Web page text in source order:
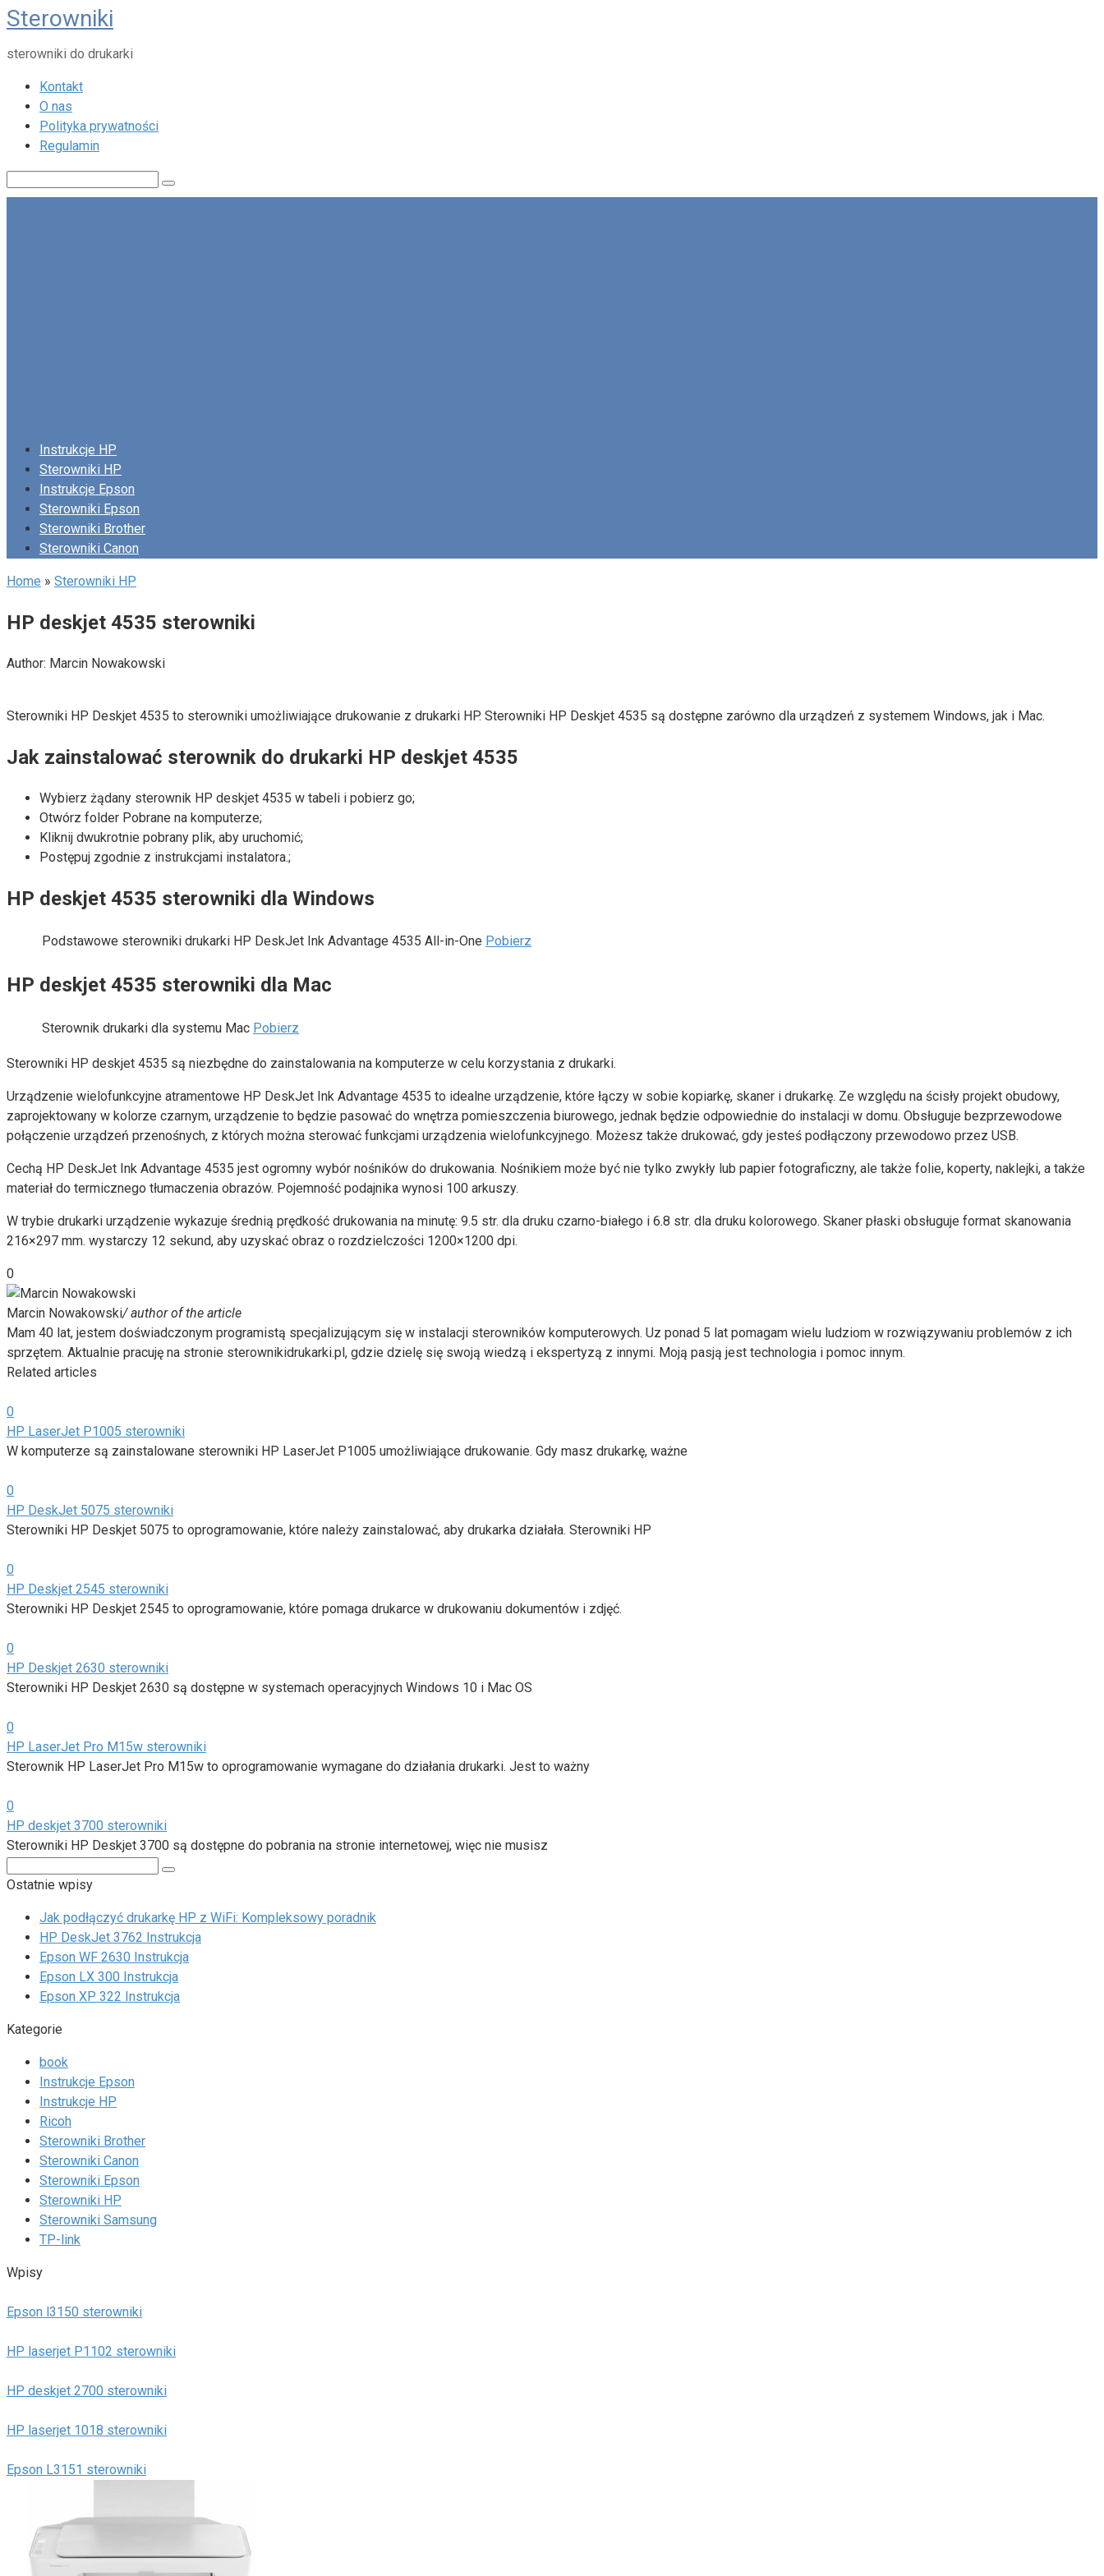
Skip
to
content
Sterowniki
sterowniki do drukarki
Kontakt
O nas
Polityka prywatności
Regulamin
Instrukcje HP
Sterowniki HP
Instrukcje Epson
Sterowniki Epson
Sterowniki Brother
Sterowniki Canon
Home » Sterowniki HP
HP deskjet 4535 sterowniki
Author: Marcin Nowakowski
Sterowniki HP Deskjet 4535 to sterowniki umożliwiające drukowanie z drukarki HP. Sterowniki HP Deskjet 4535 są dostępne zarówno dla urządzeń z systemem Windows, jak i Mac.
Jak zainstalować sterownik do drukarki HP deskjet 4535
Wybierz żądany sterownik HP deskjet 4535 w tabeli i pobierz go;
Otwórz folder Pobrane na komputerze;
Kliknij dwukrotnie pobrany plik, aby uruchomić;
Postępuj zgodnie z instrukcjami instalatora.;
HP deskjet 4535 sterowniki dla Windows
Podstawowe sterowniki drukarki HP DeskJet Ink Advantage 4535 All-in-One Pobierz
HP deskjet 4535 sterowniki dla Mac
Sterownik drukarki dla systemu Mac Pobierz
Sterowniki HP deskjet 4535 są niezbędne do zainstalowania na komputerze w celu korzystania z drukarki.
Urządzenie wielofunkcyjne atramentowe HP DeskJet Ink Advantage 4535 to idealne urządzenie, które łączy w sobie kopiarkę, skaner i drukarkę. Ze względu na ścisły projekt obudowy,
zaprojektowany w kolorze czarnym, urządzenie to będzie pasować do wnętrza pomieszczenia biurowego, jednak będzie odpowiednie do instalacji w domu. Obsługuje bezprzewodowe
połączenie urządzeń przenośnych, z których można sterować funkcjami urządzenia wielofunkcyjnego. Możesz także drukować, gdy jesteś podłączony przewodowo przez USB.
Cechą HP DeskJet Ink Advantage 4535 jest ogromny wybór nośników do drukowania. Nośnikiem może być nie tylko zwykły lub papier fotograficzny, ale także folie, koperty, naklejki, a także
materiał do termicznego tłumaczenia obrazów. Pojemność podajnika wynosi 100 arkuszy.
W trybie drukarki urządzenie wykazuje średnią prędkość drukowania na minutę: 9.5 str. dla druku czarno-białego i 6.8 str. dla druku kolorowego. Skaner płaski obsługuje format skanowania
216×297 mm. wystarczy 12 sekund, aby uzyskać obraz o rozdzielczości 1200×1200 dpi.
0
Marcin Nowakowski/ author of the article
Mam 40 lat, jestem doświadczonym programistą specjalizującym się w instalacji sterowników komputerowych. Uz ponad 5 lat pomagam wielu ludziom w rozwiązywaniu problemów z ich
sprzętem. Aktualnie pracuję na stronie sterownikidrukarki.pl, gdzie dzielę się swoją wiedzą i ekspertyzą z innymi. Moją pasją jest technologia i pomoc innym.
Related articles
0
HP LaserJet P1005 sterowniki
W komputerze są zainstalowane sterowniki HP LaserJet P1005 umożliwiające drukowanie. Gdy masz drukarkę, ważne
0
HP DeskJet 5075 sterowniki
Sterowniki HP Deskjet 5075 to oprogramowanie, które należy zainstalować, aby drukarka działała. Sterowniki HP
0
HP Deskjet 2545 sterowniki
Sterowniki HP Deskjet 2545 to oprogramowanie, które pomaga drukarce w drukowaniu dokumentów i zdjęć.
0
HP Deskjet 2630 sterowniki
Sterowniki HP Deskjet 2630 są dostępne w systemach operacyjnych Windows 10 i Mac OS
0
HP LaserJet Pro M15w sterowniki
Sterownik HP LaserJet Pro M15w to oprogramowanie wymagane do działania drukarki. Jest to ważny
0
HP deskjet 3700 sterowniki
Sterowniki HP Deskjet 3700 są dostępne do pobrania na stronie internetowej, więc nie musisz
Ostatnie wpisy
Jak podłączyć drukarkę HP z WiFi: Kompleksowy poradnik
HP DeskJet 3762 Instrukcja
Epson WF 2630 Instrukcja
Epson LX 300 Instrukcja
Epson XP 322 Instrukcja
Kategorie
book
Instrukcje Epson
Instrukcje HP
Ricoh
Sterowniki Brother
Sterowniki Canon
Sterowniki Epson
Sterowniki HP
Sterowniki Samsung
TP-link
Wpisy
Epson l3150 sterowniki
HP laserjet P1102 sterowniki
HP deskjet 2700 sterowniki
HP laserjet 1018 sterowniki
Epson L3151 sterowniki